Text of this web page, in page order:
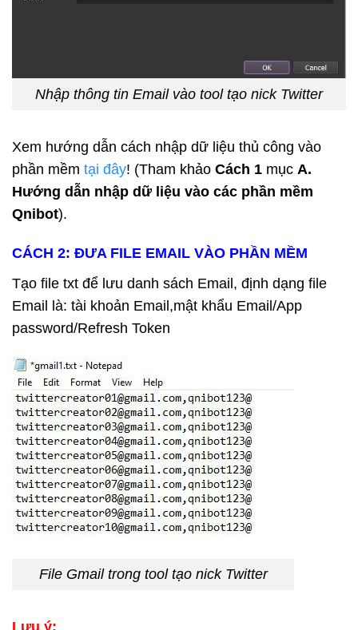
Nhập thông tin Email vào tool tạo nick Twitter
Xem hướng dẫn cách nhập dữ liệu thủ công vào
phần mềm tại đây! (Tham khảo Cách 1 mục A.
Hướng dẫn nhập dữ liệu vào các phần mềm
Qnibot).
CÁCH 2: ĐƯA FILE EMAIL VÀO PHẦN MỀM
Tạo file txt để lưu danh sách Email, định dạng file
Email là: tài khoản Email,mật khẩu Email/App
password/Refresh Token
File Gmail trong tool tạo nick Twitter